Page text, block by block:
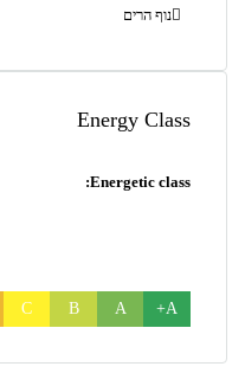
נוף הרים
Energy Class
Energetic class:
A+
A
B
C